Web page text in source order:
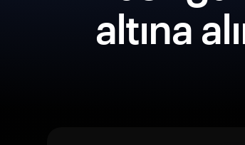
altına